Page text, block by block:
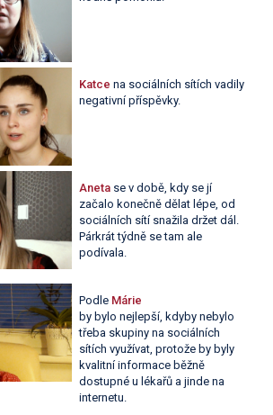
Katce na sociálních sítích vadily
negativní příspěvky.
Aneta se v době, kdy se jí
začalo konečně dělat lépe, od
sociálních sítí snažila držet dál.
Párkrát týdně se tam ale
podívala.
Podle Márie
by bylo nejlepší, kdyby nebylo
třeba skupiny na sociálních
sítích využívat, protože by byly
kvalitní informace běžně
dostupné u lékařů a jinde na
internetu.